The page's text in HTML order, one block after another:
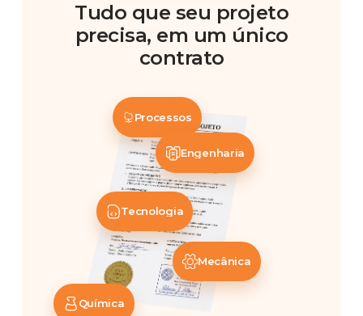
Tudo que seu projeto
precisa, em um único
contrato
Mecânica
Tecnologia
Processos
Engenharia
Química